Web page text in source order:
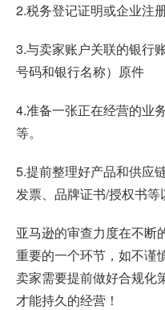
2.税务登记证明或企业注
3.与卖家账户关联的银行
号码和银行名称）原件
4.准备一张正在经营的业
等。
5.提前整理好产品和供应
发票、品牌证书/授权书等
亚马逊的审查力度在不断
重要的一个环节，如不谨
卖家需要提前做好合规化
才能持久的经营！